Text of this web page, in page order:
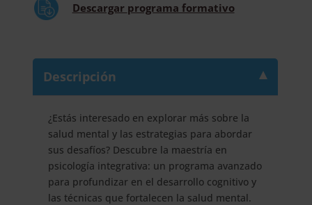
Descargar programa formativo
Descripción
¿Estás interesado en explorar más sobre la
salud mental y las estrategias para abordar
sus desafíos? Descubre la maestría en
psicología integrativa: un programa avanzado
para profundizar en el desarrollo cognitivo y
las técnicas que fortalecen la salud mental.